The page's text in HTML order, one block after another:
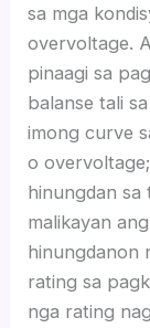
sa mga
overvoltage.
pinaagi sa
balanse tali
imong curve
o
hinungdan
malikayan
hinungdanon
rating sa
nga rating